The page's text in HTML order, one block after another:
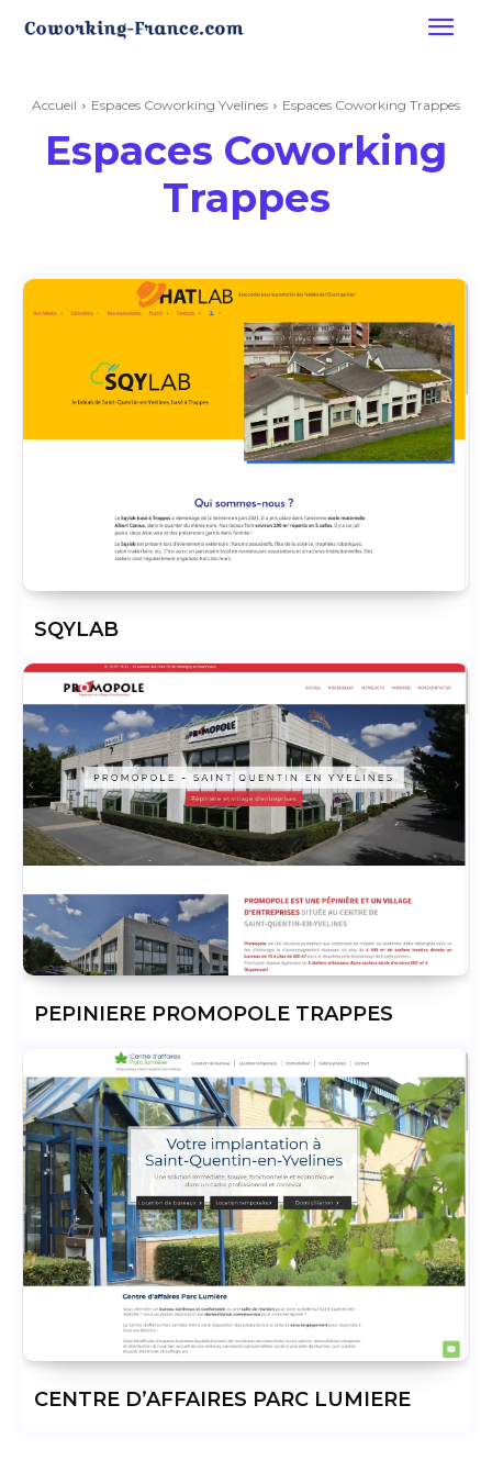
Accueil Espaces Coworking Yvelines Espaces Coworking Trappes
Espaces Coworking
Trappes
SQYLAB
PEPINIERE PROMOPOLE TRAPPES
CENTRE D’AFFAIRES PARC LUMIERE